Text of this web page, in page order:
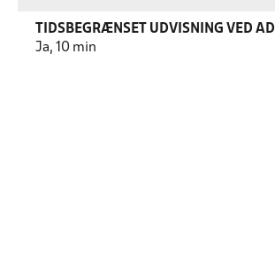
TIDSBEGRÆNSET UDVISNING VED
Ja, 10 min